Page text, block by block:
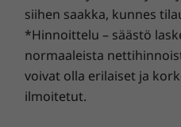
vaihtelee alueittain.
ostohetkellä, ja se
Tuetut telakointiasemat
Thunderbolt™-telakointiasema
tietoturvaamme mainos-
uhkia vastaan. Vapauta
koko potentiaali!
siihen saakka, kunnes
*Hinnoittelu – säästö
normaaleista
voivat olla erilaiset ja
ilmoitetut.